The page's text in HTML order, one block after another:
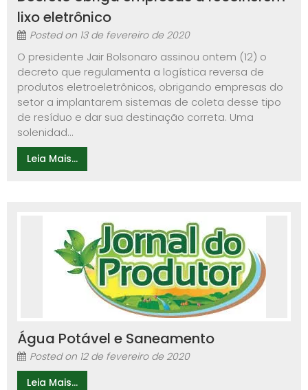
lixo eletrônico
Posted on 13 de fevereiro de 2020
O presidente Jair Bolsonaro assinou ontem (12) o
decreto que regulamenta a logística reversa de
produtos eletroeletrônicos, obrigando empresas do
setor a implantarem sistemas de coleta desse tipo
de resíduo e dar sua destinação correta. Uma
solenidad...
Leia Mais...
Água Potável e Saneamento
Posted on 12 de fevereiro de 2020
Leia Mais...